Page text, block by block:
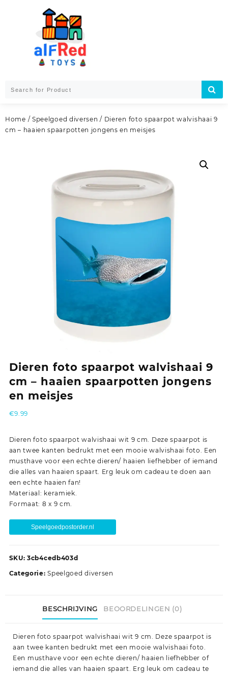
Home / Speelgoed diversen / Dieren foto spaarpot walvishaai 9
cm – haaien spaarpotten jongens en meisjes
Dieren foto spaarpot walvishaai 9
cm – haaien spaarpotten jongens
en meisjes
€9.99
Dieren foto spaarpot walvishaai wit 9 cm. Deze spaarpot is
aan twee kanten bedrukt met een mooie walvishaai foto. Een
musthave voor een echte dieren/ haaien liefhebber of iemand
die alles van haaien spaart. Erg leuk om cadeau te doen aan
een echte haaien fan!
Materiaal: keramiek.
Formaat: 8 x 9 cm.
Speelgoedpostorder.nl
SKU: 3cb4cedb403d
Categorie:Speelgoed diversen
BESCHRIJVING BEOORDELINGEN (0)
Dieren foto spaarpot walvishaai wit 9 cm. Deze spaarpot is
aan twee kanten bedrukt met een mooie walvishaai foto.
Een musthave voor een echte dieren/ haaien liefhebber of
iemand die alles van haaien spaart. Erg leuk om cadeau te